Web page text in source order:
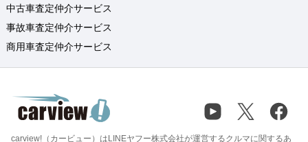
中古車査定仲介サービス
事故車査定仲介サービス
商用車査定仲介サービス
carview!（カービュー）はLINEヤフー株式会社が運営するクルマに関するあ